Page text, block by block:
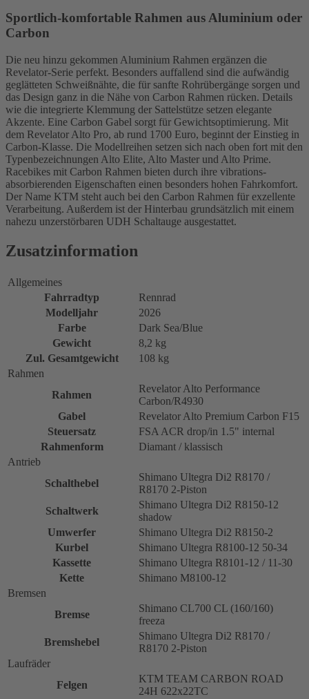
Sportlich-komfortable Rahmen aus Aluminium oder
Carbon
Die neu hinzu gekommen Aluminium Rahmen ergänzen die
Revelator-Serie perfekt. Besonders auffallend sind die aufwändig
geglätteten Schweißnähte, die für sanfte Rohrübergänge sorgen und
das Design ganz in die Nähe von Carbon Rahmen rücken. Details
wie die integrierte Klemmung der Sattelstütze setzen elegante
Akzente. Eine Carbon Gabel sorgt für Gewichtsoptimierung. Mit
dem Revelator Alto Pro, ab rund 1700 Euro, beginnt der Einstieg in
Carbon-Klasse. Die Modellreihen setzen sich nach oben fort mit den
Typenbezeichnungen Alto Elite, Alto Master und Alto Prime.
Racebikes mit Carbon Rahmen bieten durch ihre vibrations-
absorbierenden Eigenschaften einen besonders hohen Fahrkomfort.
Der Name KTM steht auch bei den Carbon Rahmen für exzellente
Verarbeitung. Außerdem ist der Hinterbau grundsätzlich mit einem
nahezu unzerstörbaren UDH Schaltauge ausgestattet.
Zusatzinformation
Allgemeines
Fahrradtyp
Rennrad
Modelljahr
2026
Farbe
Dark Sea/Blue
Gewicht
8,2 kg
Zul. Gesamtgewicht
108 kg
Rahmen
Rahmen
Revelator Alto Performance
Carbon/R4930
Gabel
Revelator Alto Premium Carbon F15
Steuersatz
FSA ACR drop/in 1.5" internal
Rahmenform
Diamant / klassisch
Antrieb
Schalthebel
Shimano Ultegra Di2 R8170 /
R8170 2-Piston
Schaltwerk
Shimano Ultegra Di2 R8150-12
shadow
Umwerfer
Shimano Ultegra Di2 R8150-2
Kurbel
Shimano Ultegra R8100-12 50-34
Kassette
Shimano Ultegra R8101-12 / 11-30
Kette
Shimano M8100-12
Bremsen
Bremse
Shimano CL700 CL (160/160)
freeza
Bremshebel
Shimano Ultegra Di2 R8170 /
R8170 2-Piston
Laufräder
Felgen
KTM TEAM CARBON ROAD
24H 622x22TC